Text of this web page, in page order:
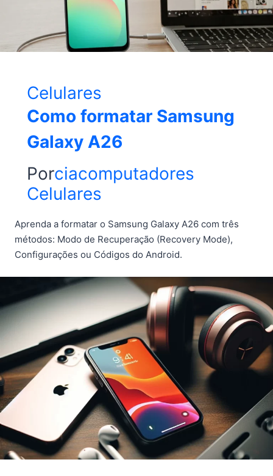
Celulares
Como formatar Samsung
Galaxy A26
Porciacomputadores
Celulares
Aprenda a formatar o Samsung Galaxy A26 com três
métodos: Modo de Recuperação (Recovery Mode),
Configurações ou Códigos do Android.